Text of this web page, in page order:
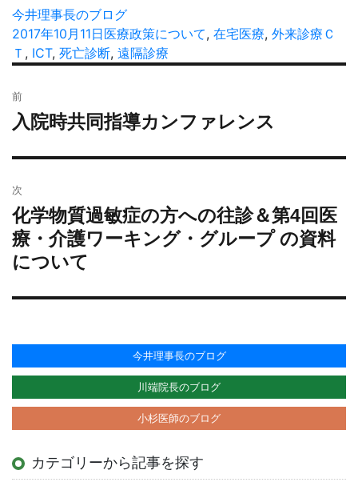
投
稿
者
今井理事長のブログ
投
稿
2017年10月11日カ
テ
ー
医療政策について, 在宅医療, 外来診療 タ
Ｃ
Ｔ , ICT, 死亡診断, 遠隔診療
稿
ナ
ー
シ
ョ
ン
前
過
の
稿:
入院時共同指導カンファレンス
次
次
の
投
稿:
化学物質過敏症の方への往診＆第4回医
療・介護ワーキング・グループ の資料
について
今井理事長のブログ
川端院長のブログ
小杉医師のブログ
カテゴリーから記事を探す